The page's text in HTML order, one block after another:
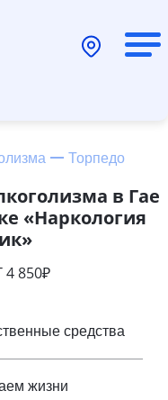
Торпедо
в Гае
«Наркология
850₽
средства
жизни